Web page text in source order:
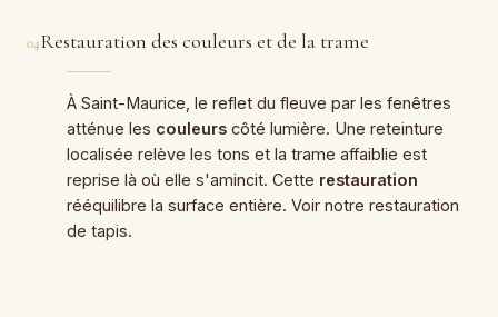
04Restauration des couleurs et de la trame
À Saint-Maurice, le reflet du fleuve par les fenêtres
atténue les couleurs côté lumière. Une reteinture
localisée relève les tons et la trame affaiblie est
reprise là où elle s'amincit. Cette restauration
rééquilibre la surface entière. Voir notre restauration
de tapis.